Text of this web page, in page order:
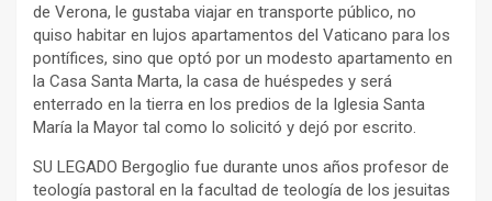
de Verona, le gustaba viajar en transporte público, no
quiso habitar en lujos apartamentos del Vaticano para los
pontífices, sino que optó por un modesto apartamento en
la Casa Santa Marta, la casa de huéspedes y será
enterrado en la tierra en los predios de la Iglesia Santa
María la Mayor tal como lo solicitó y dejó por escrito.
SU LEGADO Bergoglio fue durante unos años profesor de
teología pastoral en la facultad de teología de los jesuitas